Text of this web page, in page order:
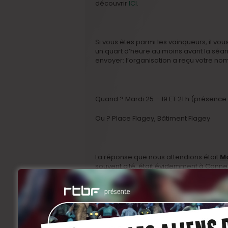
découvrir ICI.
Si vous êtes parmi les vainqueurs, il
un quart d’heure au moins avant la
envoyer: l’organisation a reçu votre
Quand ? Mardi 25 – 19 ET 21 h
Ou ? Place Flagey, Bâtiment Flagey
La réponse que nous attendions était
souvent cité, était évidemment à
Hahaha, oui, nous sommes ainsi. Une
très attentifs.
Pour départager les participants,